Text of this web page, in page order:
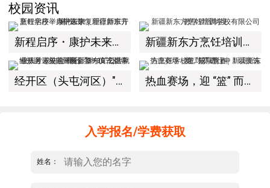
校园资讯
新程启序・康护未来｜新疆新东方烹饪学校举办中医康复理疗师班开幕仪式！ 新疆新东方烹饪培训学校有限公司教学管理制度
经开区（头屯河区）"3+10"公共就业服务进校园暨新疆新东方烹饪学校人才双选会+校企签约仪式圆满举行 热血赛场，迎 “篮” 而上｜新疆新东方烹饪学校篮球赛进行中！以技筑梦，乐享青春
入学报名/学费获取
姓名：